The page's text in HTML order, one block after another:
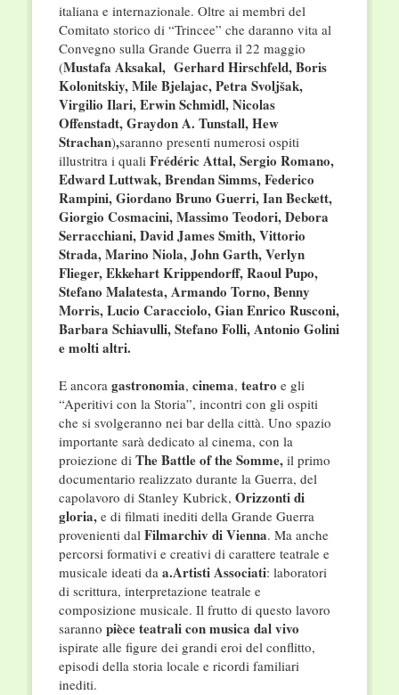
italiana e internazionale. Oltre ai membri del
Comitato storico di “Trincee” che daranno vita al
Convegno sulla Grande Guerra il 22 maggio
(Mustafa Aksakal, Gerhard Hirschfeld, Boris
Kolonitskiy, Mile Bjelajac, Petra Svoljšak,
Virgilio Ilari, Erwin Schmidl, Nicolas
Offenstadt, Graydon A. Tunstall, Hew
Strachan),saranno presenti numerosi ospiti
illustritra i quali Frédéric Attal, Sergio Romano,
Edward Luttwak, Brendan Simms, Federico
Rampini, Giordano Bruno Guerri, Ian Beckett,
Giorgio Cosmacini, Massimo Teodori, Debora
Serracchiani, David James Smith, Vittorio
Strada, Marino Niola, John Garth, Verlyn
Flieger, Ekkehart Krippendorff, Raoul Pupo,
Stefano Malatesta, Armando Torno, Benny
Morris, Lucio Caracciolo, Gian Enrico Rusconi,
Barbara Schiavulli, Stefano Folli, Antonio Golini
e molti altri.
E ancora gastronomia, cinema, teatro e gli
“Aperitivi con la Storia”, incontri con gli ospiti
che si svolgeranno nei bar della città. Uno spazio
importante sarà dedicato al cinema, con la
proiezione di The Battle of the Somme, il primo
documentario realizzato durante la Guerra, del
capolavoro di Stanley Kubrick, Orizzonti di
gloria,e di filmati inediti della Grande Guerra
provenienti dal Filmarchiv di Vienna. Ma anche
percorsi formativi e creativi di carattere teatrale e
musicale ideati da a.Artisti Associati: laboratori
di scrittura, interpretazione teatrale e
composizione musicale. Il frutto di questo lavoro
saranno pièce teatrali con musica dal vivo
ispirate alle figure dei grandi eroi del conflitto,
episodi della storia locale e ricordi familiari
inediti.